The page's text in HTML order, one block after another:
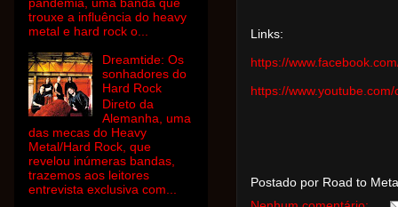
Links:
https://
https://
Postado por Road to
trouxe a influência do heavy
metal e hard rock o...
Dreamtide: Os
sonhadores do
Hard Rock
Direto da
Alemanha, uma
das mecas do Heavy
Metal/Hard Rock, que
revelou inúmeras bandas,
trazemos aos leitores
entrevista exclusiva com...